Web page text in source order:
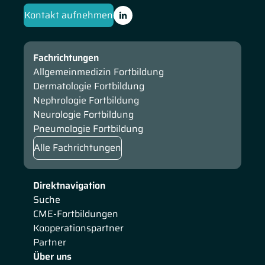
Kontakt aufnehmen
Direktnavigation
Suche
CME-Fortbildungen
Kooperationspartner
Partner
Über uns
Fachrichtungen
Allgemeinmedizin Fortbildung
Dermatologie Fortbildung
Nephrologie Fortbildung
Neurologie Fortbildung
Pneumologie Fortbildung
Alle Fachrichtungen